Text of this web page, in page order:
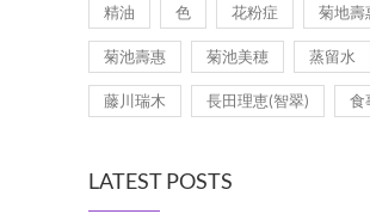
精油 色 花粉症 菊地壽
菊池壽惠 菊池美穂 蒸留水
藤川瑞木 長田理恵(智翠) 食
LATEST POSTS